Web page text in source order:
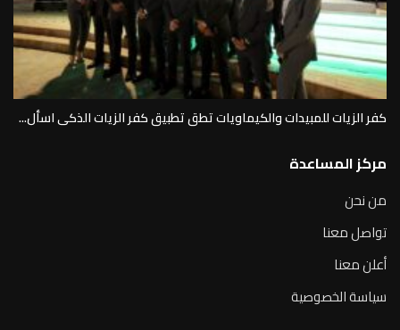
كفر الزيات للمبيدات والكيماويات تطق تطبيق كفر الزيات الذكى اسأل...
مركز المساعدة
من نحن
تواصل معنا
أعلن معنا
سياسة الخصوصية